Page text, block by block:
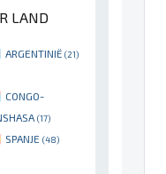
LAND
ARGENTINIË (21)
CONGO-
(17)
SPANJE (48)